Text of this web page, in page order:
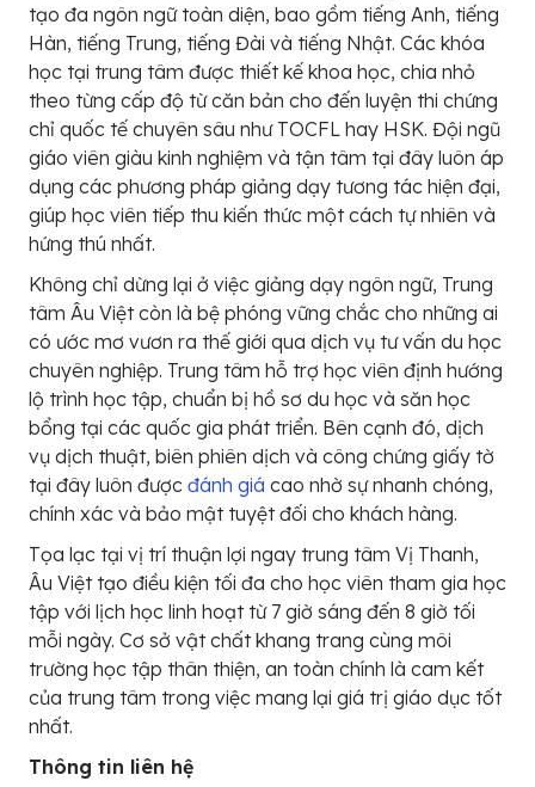
tạo đa ngôn ngữ toàn diện, bao gồm tiếng Anh, tiếng
Hàn, tiếng Trung, tiếng Đài và tiếng Nhật. Các khóa
học tại trung tâm được thiết kế khoa học, chia nhỏ
theo từng cấp độ từ căn bản cho đến luyện thi chứng
chỉ quốc tế chuyên sâu như TOCFL hay HSK. Đội ngũ
giáo viên giàu kinh nghiệm và tận tâm tại đây luôn áp
dụng các phương pháp giảng dạy tương tác hiện đại,
giúp học viên tiếp thu kiến thức một cách tự nhiên và
hứng thú nhất.
Không chỉ dừng lại ở việc giảng dạy ngôn ngữ, Trung
tâm Âu Việt còn là bệ phóng vững chắc cho những ai
có ước mơ vươn ra thế giới qua dịch vụ tư vấn du học
chuyên nghiệp. Trung tâm hỗ trợ học viên định hướng
lộ trình học tập, chuẩn bị hồ sơ du học và săn học
bổng tại các quốc gia phát triển. Bên cạnh đó, dịch
vụ dịch thuật, biên phiên dịch và công chứng giấy tờ
tại đây luôn được đánh giá cao nhờ sự nhanh chóng,
chính xác và bảo mật tuyệt đối cho khách hàng.
Tọa lạc tại vị trí thuận lợi ngay trung tâm Vị Thanh,
Âu Việt tạo điều kiện tối đa cho học viên tham gia học
tập với lịch học linh hoạt từ 7 giờ sáng đến 8 giờ tối
mỗi ngày. Cơ sở vật chất khang trang cùng môi
trường học tập thân thiện, an toàn chính là cam kết
của trung tâm trong việc mang lại giá trị giáo dục tốt
nhất.
Thông tin liên hệ